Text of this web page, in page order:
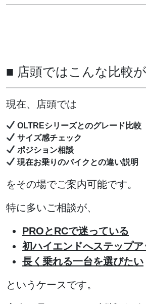
■ 店頭ではこんな比較
現在、店頭では
OLTREシリーズとのグレード比較
サイズ感チェック
ポジション相談
現在お乗りのバイクとの違い説明
をその場でご案内可能です。
特に多いご相談が、
PROとRCで迷っている
初ハイエンドへステップ
長く乗れる一台を選びたい
というケースです。